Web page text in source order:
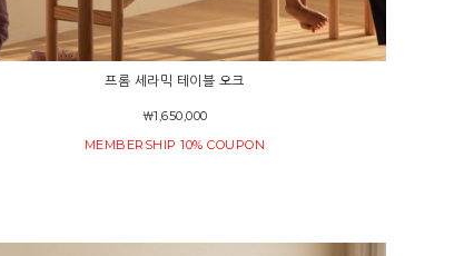
프롬 세라믹 테이블 오크
￦1,650,000
MEMBERSHIP 10% COUPON